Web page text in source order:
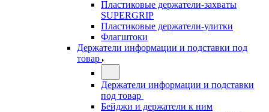
Пластиковые держатели-захваты
SUPERGRIP
Пластиковые держатели-улитки
Флагштоки
Держатели информации и подставки под
товар
Держатели информации и подставки
под товар
Бейджи и держатели к ним